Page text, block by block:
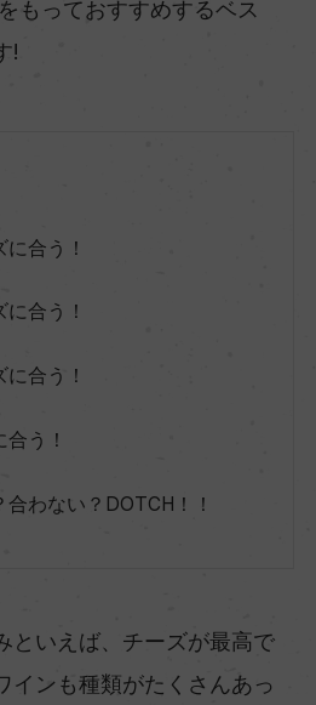
もっておすすめするベス
!
合う！
合う！
合う！
う！
わない？DOTCH！！
といえば、チーズが最高で
インも種類がたくさんあっ